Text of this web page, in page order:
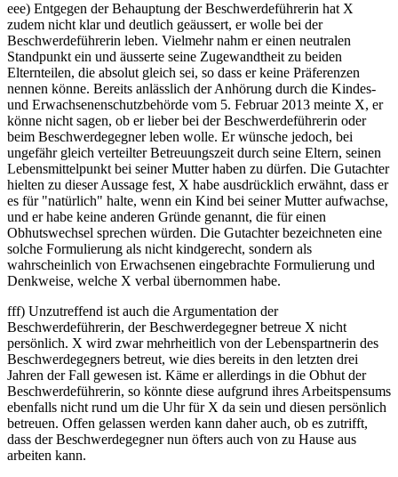
eee) Entgegen der Behauptung der Beschwerdeführerin hat X
zudem nicht klar und deutlich geäussert, er wolle bei der
Beschwerdeführerin leben. Vielmehr nahm er einen neutralen
Standpunkt ein und äusserte seine Zugewandtheit zu beiden
Elternteilen, die absolut gleich sei, so dass er keine Präferenzen
nennen könne. Bereits anlässlich der Anhörung durch die Kindes-
und Erwachsenenschutzbehörde vom 5. Februar 2013 meinte X, er
könne nicht sagen, ob er lieber bei der Beschwerdeführerin oder
beim Beschwerdegegner leben wolle. Er wünsche jedoch, bei
ungefähr gleich verteilter Betreuungszeit durch seine Eltern, seinen
Lebensmittelpunkt bei seiner Mutter haben zu dürfen. Die Gutachter
hielten zu dieser Aussage fest, X habe ausdrücklich erwähnt, dass er
es für "natürlich" halte, wenn ein Kind bei seiner Mutter aufwachse,
und er habe keine anderen Gründe genannt, die für einen
Obhutswechsel sprechen würden. Die Gutachter bezeichneten eine
solche Formulierung als nicht kindgerecht, sondern als
wahrscheinlich von Erwachsenen eingebrachte Formulierung und
Denkweise, welche X verbal übernommen habe.
fff) Unzutreffend ist auch die Argumentation der
Beschwerdeführerin, der Beschwerdegegner betreue X nicht
persönlich. X wird zwar mehrheitlich von der Lebenspartnerin des
Beschwerdegegners betreut, wie dies bereits in den letzten drei
Jahren der Fall gewesen ist. Käme er allerdings in die Obhut der
Beschwerdeführerin, so könnte diese aufgrund ihres Arbeitspensums
ebenfalls nicht rund um die Uhr für X da sein und diesen persönlich
betreuen. Offen gelassen werden kann daher auch, ob es zutrifft,
dass der Beschwerdegegner nun öfters auch von zu Hause aus
arbeiten kann.